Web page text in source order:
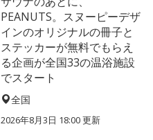
PEANUTS。スヌーピーデザ
インのオリジナルの冊子と
ステッカーが無料でもらえ
る企画が全国33の温浴施設
でスタート
全国
2026年8月3日 18:00更新